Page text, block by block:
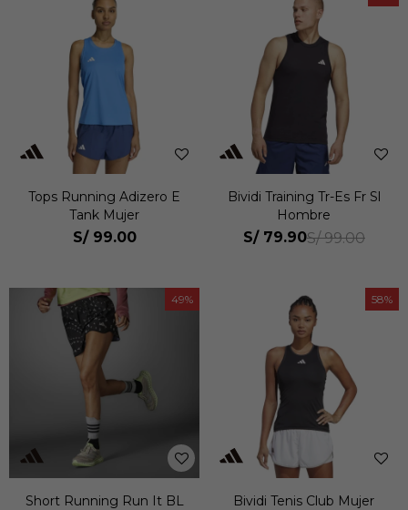
Tops Running Adizero E
Tank Mujer
S/ 99.00
Bividi Training Tr-Es Fr Sl
Hombre
S/ 79.90S/ 99.00
49
Short Running Run It BL
58
Bividi Tenis Club Mujer